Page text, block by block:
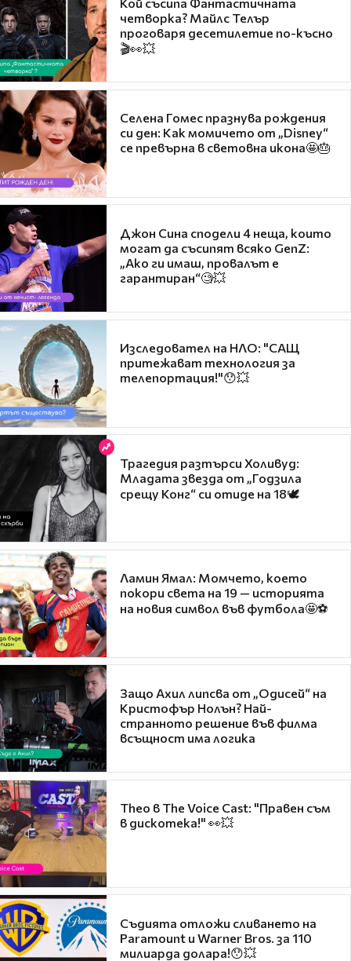
четворка? Майлс Телър
проговаря десетилетие по-късно
🎬👀💥
Селена Гомес празнува рождения
си ден: Как момичето от „Disney“
се превърна в световна икона🤩🎂
Джон Сина сподели 4 неща, които
могат да съсипят всяко GenZ:
„Ако ги имаш, провалът е
гарантиран“🧐💥
Изследовател на НЛО: "САЩ
притежават технология за
телепортация!"😯💥
Трагедия разтърси Холивуд:
Младата звезда от „Годзила
срещу Конг“ си отиде на 18🕊️
Ламин Ямал: Момчето, което
покори света на 19 — историята
на новия символ във футбола🤩⚽
Защо Ахил липсва от „Одисей“ на
Кристофър Нолън? Най-
странното решение във филма
всъщност има логика
Theo в The Voice Cast: "Правен съм
в дискотека!" 👀💥
Съдията отложи сливането на
Paramount и Warner Bros. за 110
милиарда долара!😯💥